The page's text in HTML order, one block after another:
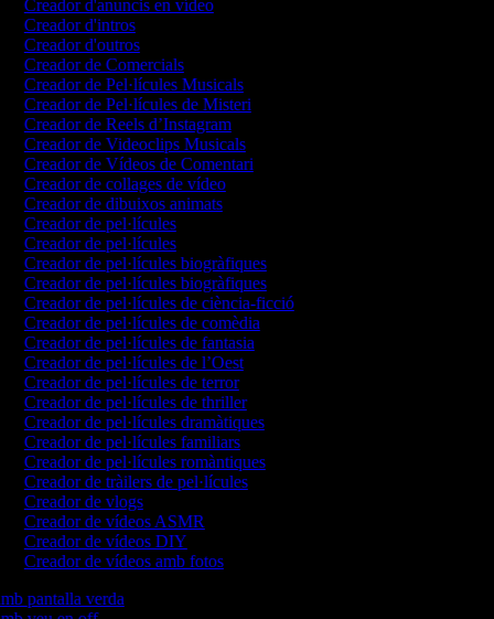
Creador d'anuncis en vídeo
Creador d'intros
Creador d'outros
Creador de Comercials
Creador de Pel·lícules Musicals
Creador de Pel·lícules de Misteri
Creador de Reels d’Instagram
Creador de Videoclips Musicals
Creador de Vídeos de Comentari
Creador de collages de vídeo
Creador de dibuixos animats
Creador de pel·lícules
Creador de pel·lícules
Creador de pel·lícules biogràfiques
Creador de pel·lícules biogràfiques
Creador de pel·lícules de ciència-ficció
Creador de pel·lícules de comèdia
Creador de pel·lícules de fantasia
Creador de pel·lícules de l’Oest
Creador de pel·lícules de terror
Creador de pel·lícules de thriller
Creador de pel·lícules dramàtiques
Creador de pel·lícules familiars
Creador de pel·lícules romàntiques
Creador de tràilers de pel·lícules
Creador de vlogs
Creador de vídeos ASMR
Creador de vídeos DIY
Creador de vídeos amb fotos
pantalla verda